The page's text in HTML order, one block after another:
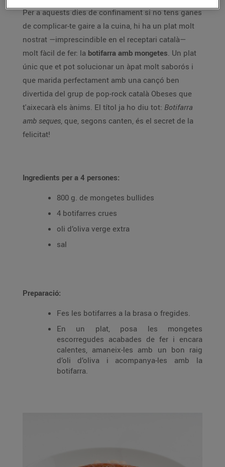
Per a aquests dies de confinament si no tens ganes
de complicar-te gaire a la cuina, hi ha un plat molt
nostrat —imprescindible en el receptari català—
molt fàcil de fer: la
botifarra amb mongetes. Un plat
únic que et pot solucionar un àpat molt saborós i
que marida perfectament amb una cançó ben
divertida del grup de pop-rock català Obeses que
t'aixecarà els ànims. El títol ja ho diu tot: Botifarra
amb seques, que, segons canten, és el secret de la
felicitat!
Ingredients per a 4 persones:
800 g. de mongetes bullides
4 botifarres crues
oli d’oliva verge extra
sal
Preparació:
Fes les botifarres a la brasa o fregides.
En un plat, posa les mongetes
escorregudes acabades de fer i encara
calentes, amaneix-les amb un bon raig
d’oli d’oliva i acompanya-les amb la
botifarra.